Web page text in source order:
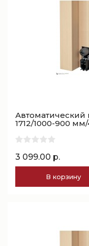
Автоматический
1712/1000-900
3 099.00 р.
В корзину